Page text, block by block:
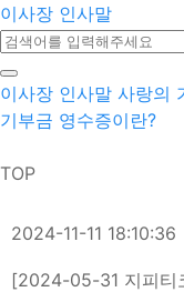
이사장 인사말
이사장 인사말 사랑의
기부금 영수증이란?
TOP
2024-11-11 18:10:36
[2024-05-31 지피티